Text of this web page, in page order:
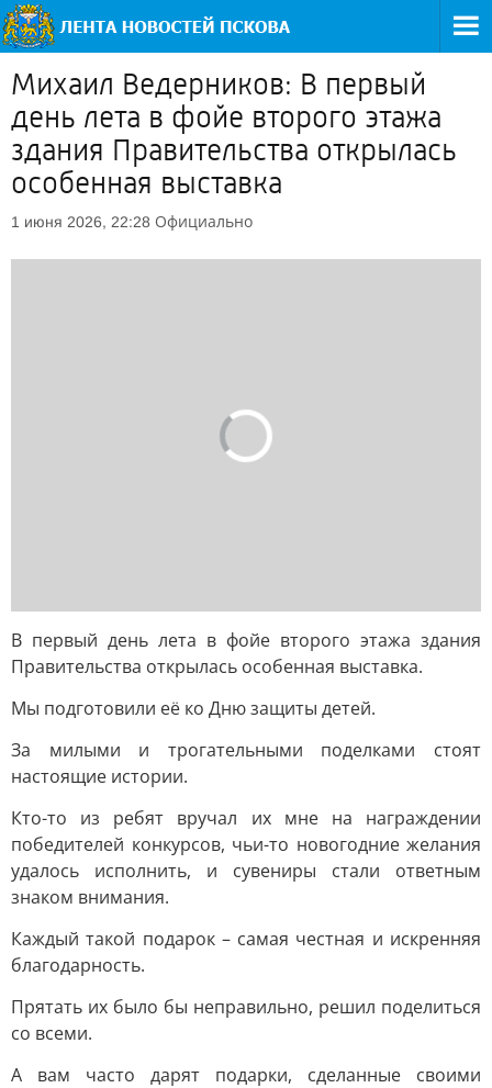
Михаил Ведерников: В первый
день лета в фойе второго этажа
здания Правительства открылась
особенная выставка
1 июня 2026, 22:28 Официально
В первый день лета в фойе второго этажа здания
Правительства открылась особенная выставка.
Мы подготовили её ко Дню защиты детей.
За милыми и трогательными поделками стоят
настоящие истории.
Кто-то из ребят вручал их мне на награждении
победителей конкурсов, чьи-то новогодние желания
удалось исполнить, и сувениры стали ответным
знаком внимания.
Каждый такой подарок – самая честная и искренняя
благодарность.
Прятать их было бы неправильно, решил поделиться
со всеми.
А вам часто дарят подарки, сделанные своими